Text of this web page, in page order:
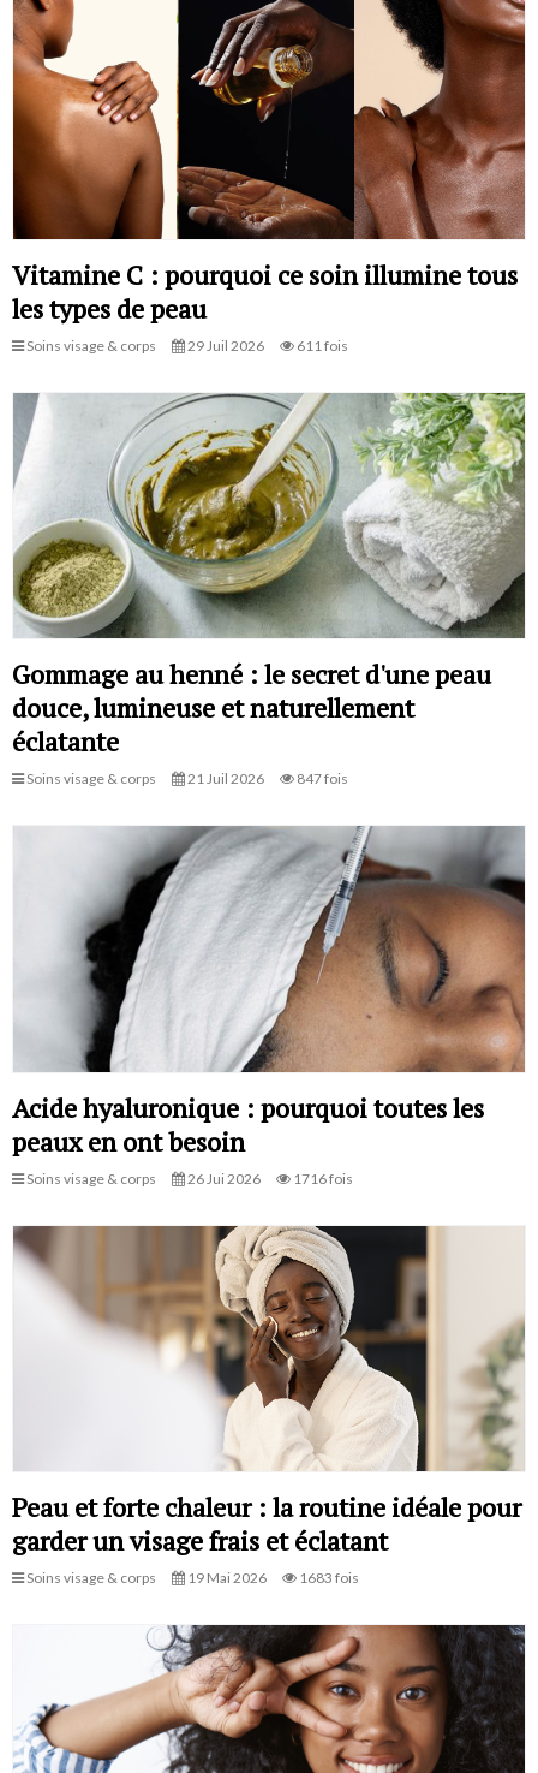
Vitamine C : pourquoi ce soin illumine tous
les types de peau
Soins visage & corps 29 Juil 2026 611 fois
Gommage au henné : le secret d'une peau
douce, lumineuse et naturellement
éclatante
Soins visage & corps 21 Juil 2026 847 fois
Acide hyaluronique : pourquoi toutes les
peaux en ont besoin
Soins visage & corps 26 Jui 2026 1716 fois
Peau et forte chaleur : la routine idéale pour
garder un visage frais et éclatant
Soins visage & corps 19 Mai 2026 1683 fois